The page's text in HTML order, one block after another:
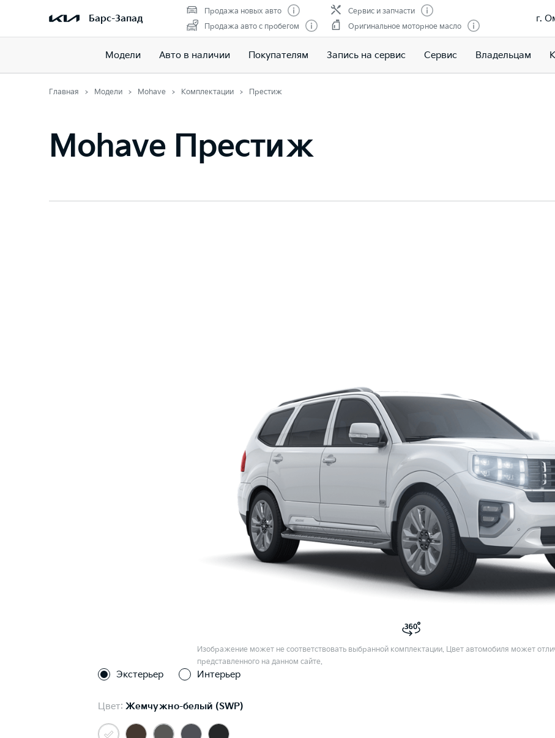
Барс-Запад
Продажа новых авто
Продажа авто с пробегом
Сервис и запчасти
Оригинальное моторное масло
г.
Модели Авто в наличии Покупателям Запись на сервис Сервис Владельцам
Главная Модели Mohave Комплектации Престиж
Mohave Престиж
Изображение может не соответствовать выбранной комплектации. Цвет автомобиля может
представленного на данном сайте.
Экстерьер Интерьер
Цвет: Жемчужно-белый (SWP)